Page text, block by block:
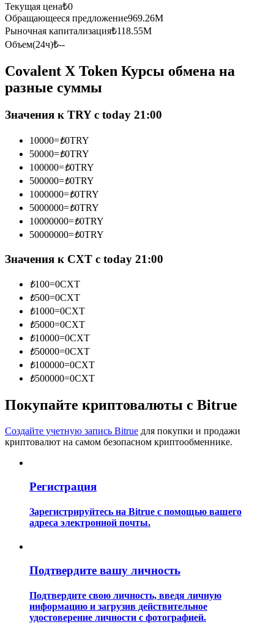
Присоединяйтесь к лучшим трейдерам
Станьте копи-трейдером
Наслаждайтесь распределением прибыли и комиссиями
за копи-трейдинг
Информация
Анализ больших данных, включая торговую информацию
и т. д.
Торговые стратегии
Узнайте, как оставаться прибыльным
Текущая цена₺0
Обращающееся предложение969.26M
Рыночная капитализация₺118.55M
Объем(24ч)₺--
Covalent X Token Курсы обмена на
разные суммы
Значения к TRY с today 21:00
10000=₺0TRY
50000=₺0TRY
100000=₺0TRY
500000=₺0TRY
1000000=₺0TRY
5000000=₺0TRY
10000000=₺0TRY
50000000=₺0TRY
Значения к CXT с today 21:00
₺100=0CXT
₺500=0CXT
₺1000=0CXT
₺5000=0CXT
₺10000=0CXT
₺50000=0CXT
₺100000=0CXT
₺500000=0CXT
Покупайте криптовалюты с Bitrue
Создайте учетную запись Bitrue для покупки и продажи
криптовалют на самом безопасном криптообменнике.
Регистрация
Зарегистрируйтесь на Bitrue с помощью вашего
адреса электронной почты.
Подтвердите вашу личность
Подтвердите свою личность, введя личную
информацию и загрузив действительное
удостоверение личности с фотографией.